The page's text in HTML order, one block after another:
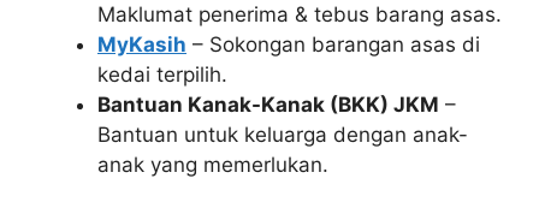
Maklumat penerima & tebus barang asas.
MyKasih – Sokongan barangan asas di
kedai terpilih.
Bantuan Kanak-Kanak (BKK) JKM –
Bantuan untuk keluarga dengan anak-
anak yang memerlukan.